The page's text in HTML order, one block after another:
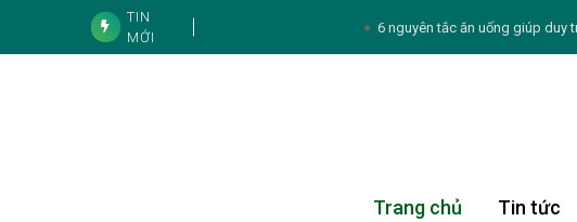
TIN
MỚI
6 nguyên tắc ăn uống giúp duy
Tình bạn của NSND Hồng Vân và
3 gương mặt cùng tên Phương Oanh ghi dấu ấn
Tử vi cá nhân hàng ngày 12 cung Hoàng Đạo thứ
Trang chủ Tin tức